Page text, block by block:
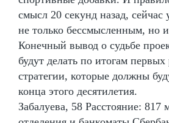
смысл 20 секунд назад,
не только бессмысленным, но
Конечный вывод о судьбе
будут делать по итогам первых
стратегии, которые должны
конца этого десятилетия.
Забалуева, 58 Расстояние: 817